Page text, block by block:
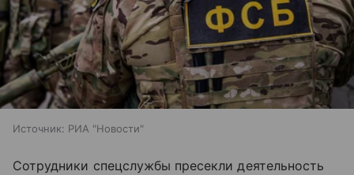
Источник: РИА "Новости"
Сотрудники спецслужбы пресекли деятельность